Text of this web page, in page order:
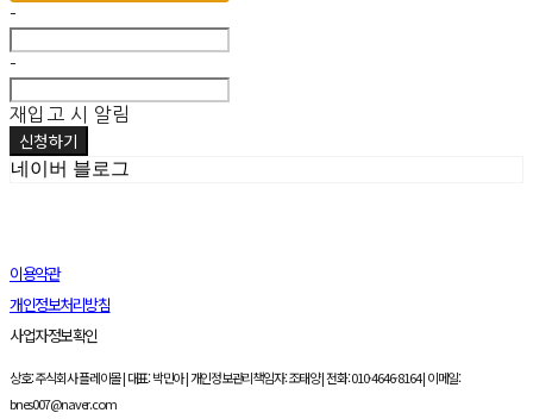
-
-
재입고 시 알림
신청하기
네이버 블로그
이용약관
개인정보처리방침
사업자정보확인
상호: 주식회사 플레이몰 | 대표: 박민아 | 개인정보관리책임자: 조태양 | 전화: 010-4646-8164 | 이메일:
bnes007@naver.com